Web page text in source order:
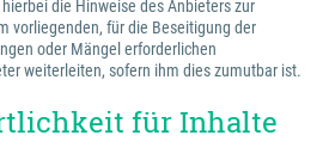
die Hinweise des Anbieters zur
vorliegenden, für die Beseitigung der
oder Mängel erforderlichen
weiterleiten, sofern ihm dies zumutbar ist.
für Inhalte